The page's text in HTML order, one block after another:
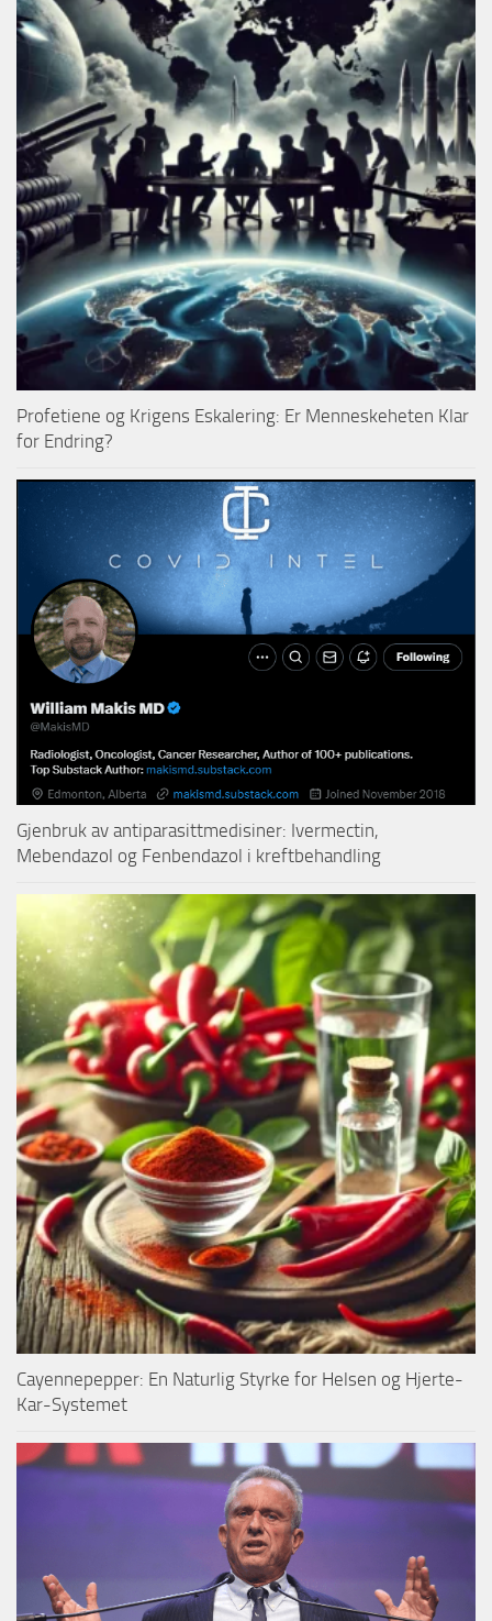
Profetiene og Krigens Eskalering: Er Menneskeheten Klar
for Endring?
Gjenbruk av antiparasittmedisiner: Ivermectin,
Mebendazol og Fenbendazol i kreftbehandling
Cayennepepper: En Naturlig Styrke for Helsen og Hjerte-
Kar-Systemet